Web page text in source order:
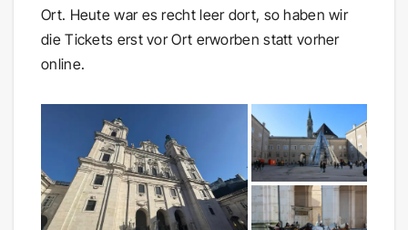
Ort. Heute war es recht leer dort, so haben wir
die Tickets erst vor Ort erworben statt vorher
online.